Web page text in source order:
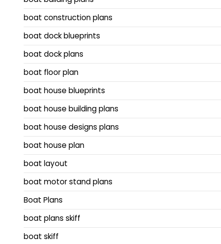
boat construction plans
boat dock blueprints
boat dock plans
boat floor plan
boat house blueprints
boat house building plans
boat house designs plans
boat house plan
boat layout
boat motor stand plans
Boat Plans
boat plans skiff
boat skiff